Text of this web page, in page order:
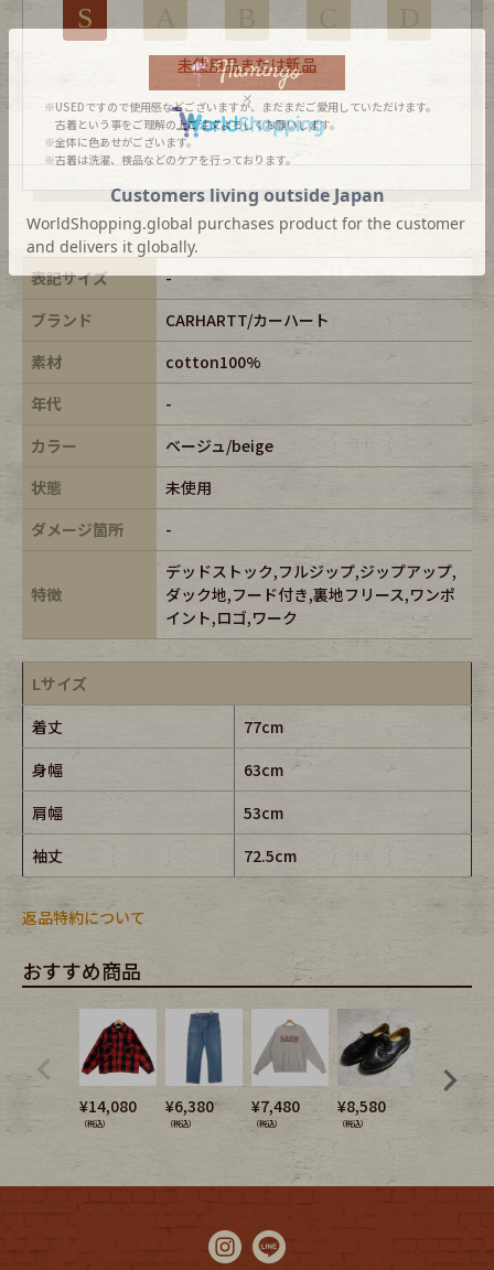
S
未使用品または新品
※USEDですので使用感などございますが、まだまだご愛用していただけます。
古着という事をご理解の上ご注文よろしくお願いします。
※全体に色あせがございます。
※古着は洗濯、検品などのケアを行っております。
表記サイズ
-
ブランド
CARHARTT/カーハート
素材
cotton100%
年代
-
カラー
ベージュ/beige
状態
未使用
ダメージ箇所
-
特徴
デッドストック,フルジップ,ジップアップ,
ダック地,フード付き,裏地フリース,ワンポ
イント,ロゴ,ワーク
Lサイズ
着丈
77cm
身幅
63cm
肩幅
53cm
袖丈
72.5cm
返品特約について
おすすめ商品
¥14,080
（税込）
¥6,380
（税込）
¥7,480
（税込）
¥8,580
（税込）